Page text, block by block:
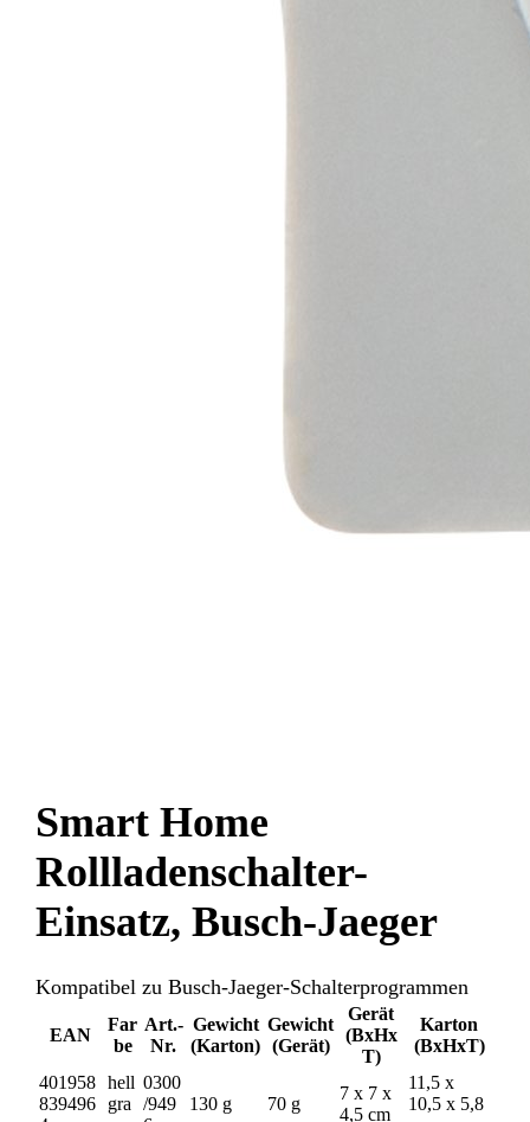
Smart Home
Rollladenschalter-
Einsatz, Busch-Jaeger
Kompatibel zu Busch-Jaeger-Schalterprogrammen
EAN
Far
be
Art.-
Nr.
Gewicht
(Karton)
Gewicht
(Gerät)
Gerät
(BxHx
T)
Karton
(BxHxT)
401958
839496
hell
gra
0300
/949
130 g 70 g
7 x 7 x
4,5 cm
11,5 x
10,5 x 5,8